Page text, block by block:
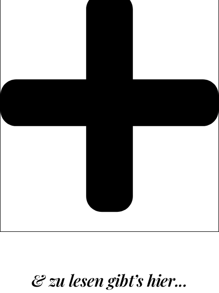
& zu lesen gibt’s hier...